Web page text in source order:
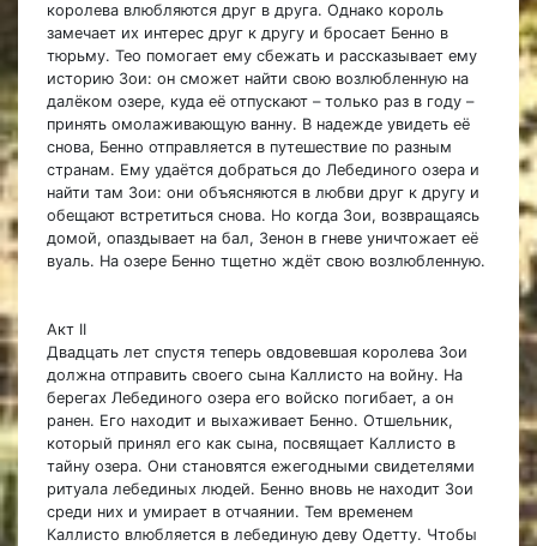
королева влюбляются друг в друга. Однако король
замечает их интерес друг к другу и бросает Бенно в
тюрьму. Тео помогает ему сбежать и рассказывает ему
историю Зои: он сможет найти свою возлюбленную на
далёком озере, куда её отпускают – только раз в году –
принять омолаживающую ванну. В надежде увидеть её
снова, Бенно отправляется в путешествие по разным
странам. Ему удаётся добраться до Лебединого озера и
найти там Зои: они объясняются в любви друг к другу и
обещают встретиться снова. Но когда Зои, возвращаясь
домой, опаздывает на бал, Зенон в гневе уничтожает её
вуаль. На озере Бенно тщетно ждёт свою возлюбленную.
Акт II
Двадцать лет спустя теперь овдовевшая королева Зои
должна отправить своего сына Каллисто на войну. На
берегах Лебединого озера его войско погибает, а он
ранен. Его находит и выхаживает Бенно. Отшельник,
который принял его как сына, посвящает Каллисто в
тайну озера. Они становятся ежегодными свидетелями
ритуала лебединых людей. Бенно вновь не находит Зои
среди них и умирает в отчаянии. Тем временем
Каллисто влюбляется в лебединую деву Одетту. Чтобы